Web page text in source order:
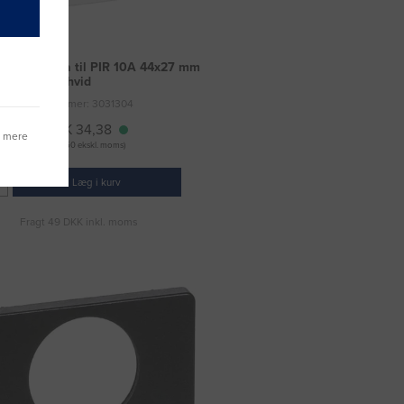
LK Fuga til PIR 10A 44x27 mm
hvid
Varenummer: 3031304
DKK 34,38
(DKK 27,50 ekskl. moms)
Læg i kurv
Fragt 49 DKK inkl. moms